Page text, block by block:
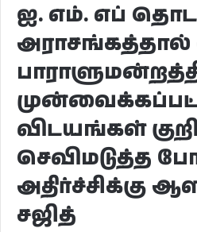
ஐ. எம். எப்
விடயங்கள்
செவிமடுத்த
அதிர்ச்சிக்கு
சஜித்